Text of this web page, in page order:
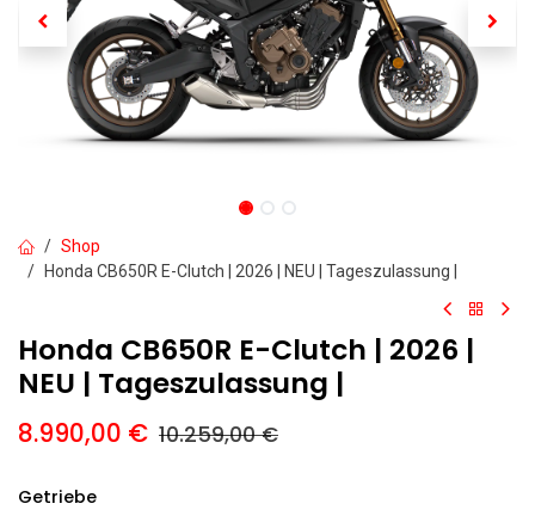
Shop
Honda CB650R E-Clutch | 2026 | NEU | Tageszulassung |
Honda CB650R E-Clutch | 2026 |
NEU | Tageszulassung |
8.990,00 € 10.259,00€
Getriebe